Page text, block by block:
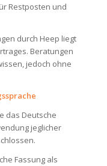
Restposten und
durch Heep liegt
Beratungen
jedoch ohne
das Deutsche
jeglicher
Fassung als